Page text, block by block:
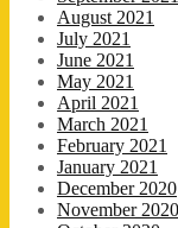
August 2021
July 2021
June 2021
May 2021
April 2021
March 2021
February 2021
January 2021
December 2020
November 2020